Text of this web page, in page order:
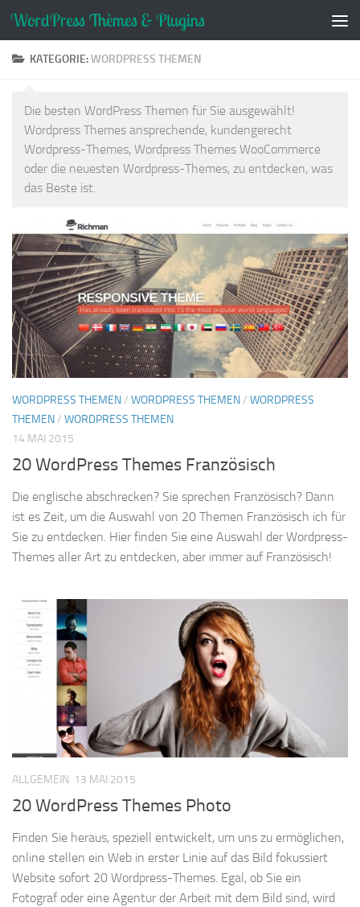
Zum Inhalt springen
KATEGORIE:WORDPRESS THEMEN
Die besten WordPress Themen für Sie ausgewählt!
Wordpress Themes ansprechende, kundengerecht
Wordpress-Themes, Wordpress Themes WooCommerce
oder die neuesten Wordpress-Themes, zu entdecken, was
das Beste ist.
WORDPRESS THEMEN/ WORDPRESS THEMEN/ WORDPRESS
THEMEN/ WORDPRESS THEMEN
14 MAI 2015
20 WordPress Themes Französisch
Die englische abschrecken? Sie sprechen Französisch? Dann
ist es Zeit, um die Auswahl von 20 Themen Französisch ich für
Sie zu entdecken. Hier finden Sie eine Auswahl der Wordpress-
Themes aller Art zu entdecken, aber immer auf Französisch!
ALLGEMEIN 13 MAI 2015
20 WordPress Themes Photo
Finden Sie heraus, speziell entwickelt, um uns zu ermöglichen,
online stellen ein Web in erster Linie auf das Bild fokussiert
Website sofort 20 Wordpress-Themes. Egal, ob Sie ein
Fotograf oder eine Agentur der Arbeit mit dem Bild sind, wird